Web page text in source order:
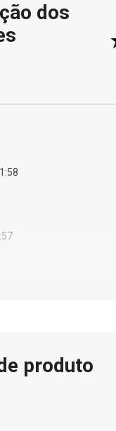
dos
produto